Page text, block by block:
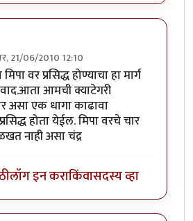
21/06/2010 12:10
वर प्रसिद्ध होण्याचा हा मार्ग
आमची क्याटेगरी
असा एक धागा काढावा
होता येईल. मिपा वरचे चार
नाही असा चंद्र
लॉग इन कराकिंवासदस्य व्हा